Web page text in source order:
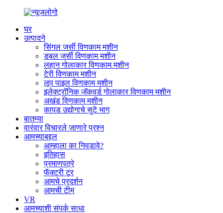
घर
उत्पादने
सिंगल जर्सी विणकाम मशीन
डबल जर्सी विणकाम मशीन
लहान गोलाकार विणकाम मशीन
टेरी विणकाम मशीन
लूप पाइल विणकाम मशीन
इलेक्ट्रॉनिक जॅकवर्ड गोलाकार विणकाम मशीन
अखंड विणकाम मशीन
कापड उद्योगाचे सुटे भाग
बातम्या
वारंवार विचारले जाणारे प्रश्न
आमच्याबद्दल
आम्हाला का निवडावे?
इतिहास
प्रमाणपत्रे
फॅक्टरी टूर
आमचे प्रदर्शन
आमची टीम
VR
आमच्याशी संपर्क साधा